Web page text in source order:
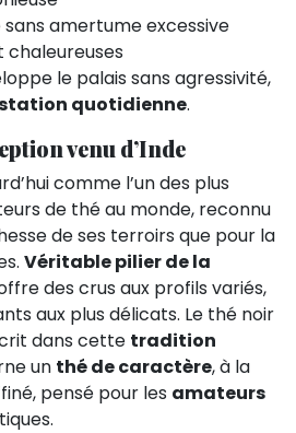
amertume excessive
chaleureuses
le palais sans agressivité,
quotidienne.
venu d’Inde
comme l’un des plus
de thé au monde, reconnu
de ses terroirs que pour la
Véritable pilier de la
des crus aux profils variés,
aux plus délicats. Le thé noir
dans cette tradition
un thé de caractère, à la
pensé pour les amateurs